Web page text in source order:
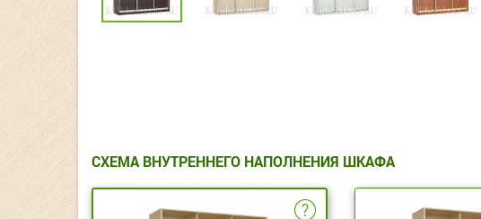
СХЕМА ВНУТРЕННЕГО НАПОЛНЕНИЯ ШКАФА